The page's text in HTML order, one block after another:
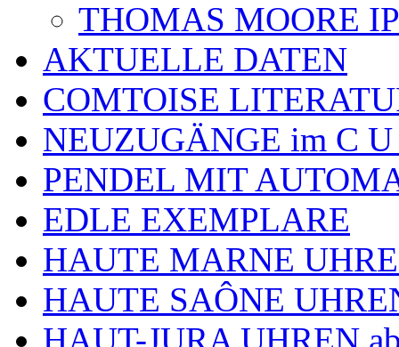
THOMAS MOORE
AKTUELLE DATEN
COMTOISE
NEUZUGÄNGE im C
PENDEL MIT
EDLE EXEMPLARE
HAUTE MARNE
HAUTE SAÔNE